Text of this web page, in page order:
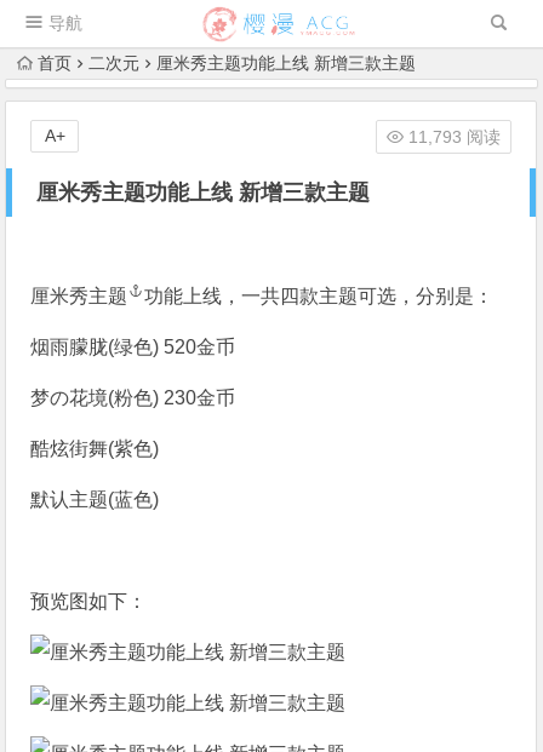
导航
首页 二次元 厘米秀主题功能上线 新增三款主题
厘米秀主题功能上线 新增三款主题
11,793 阅读
A+
厘米秀主题 功能上线，一共四款主题可选，分别是：
烟雨朦胧(绿色) 520金币
梦の花境(粉色) 230金币
酷炫街舞(紫色)
默认主题(蓝色)
预览图如下：